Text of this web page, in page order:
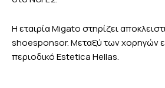
Η εταιρίαMigatoστηρίζει
shoesponsor. Μεταξύ των χορηγών
περιοδικόEstetica Hellas.